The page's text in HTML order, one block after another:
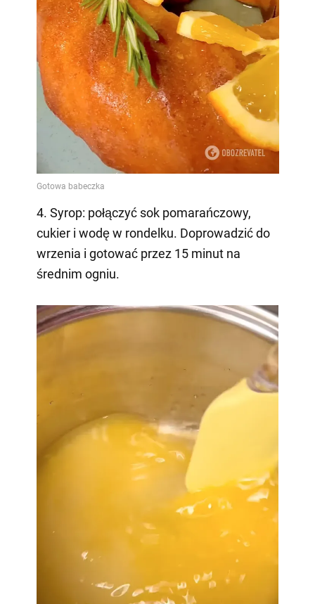
4. Syrop: połączyć sok pomarańczowy,
cukier i wodę w rondelku. Doprowadzić do
wrzenia i gotować przez 15 minut na
średnim ogniu.